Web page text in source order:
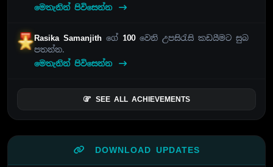
මෙතැනින් පිවිසෙන්න
Rasika Samanjithගේ 100වෙනි උපසිරැසි කඩයීමට සුබ
පතන්න.
මෙතැනින් පිවිසෙන්න
SEE ALL ACHIEVEMENTS
DOWNLOAD UPDATES